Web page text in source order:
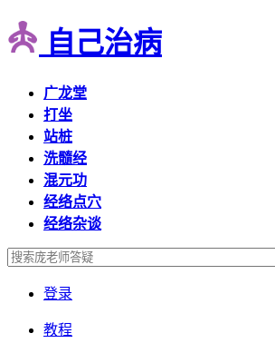
自己治病
广龙堂
打坐
站桩
洗髓经
混元功
经络点穴
经络杂谈
登录
教程